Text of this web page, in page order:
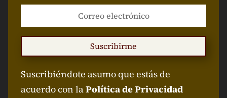
Suscribirme
Suscribiéndote asumo que estás de
acuerdo con laPolítica de Privacidad